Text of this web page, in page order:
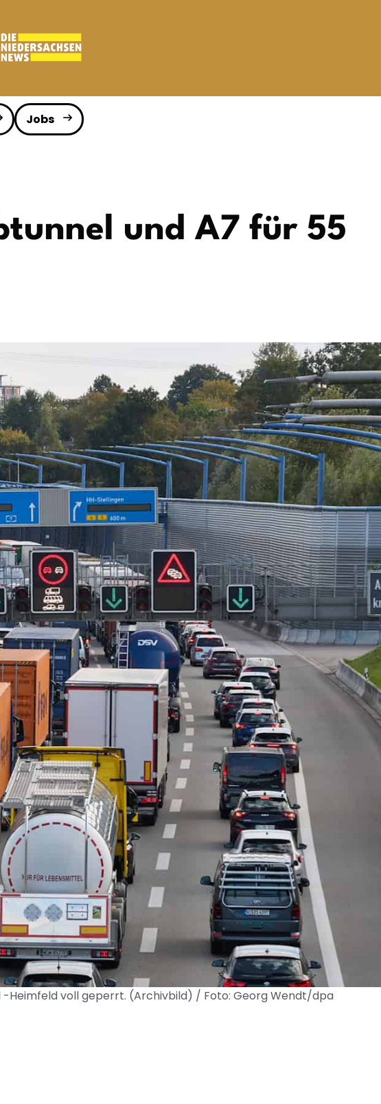
Jobs
und A7 für 55
Heimfeld voll geperrt. (Archivbild) / Foto: Georg Wendt/dpa